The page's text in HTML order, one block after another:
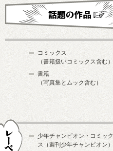
これから発売予定
コミックス
（書籍扱いコミックス含む）
書籍
（写真集とムック含む）
少年チャンピオン・コミック
ス（週刊少年チャンピオン）